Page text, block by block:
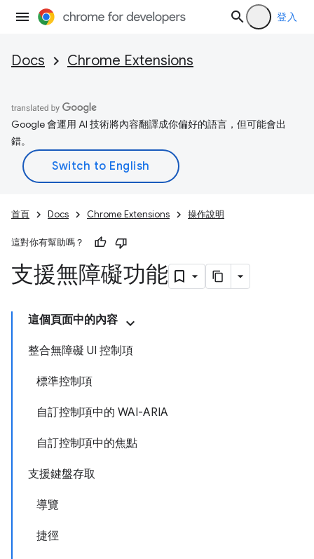
登入
Docs Chrome Extensions
Google 會運用 AI 技術將內容翻譯成你偏好的語言，但可能會出
錯。
首頁 Docs Chrome Extensions 操作說明
這對你有幫助嗎？
支援無障礙功能
這個頁面中的內容
整合無障礙 UI 控制項
標準控制項
自訂控制項中的 WAI-ARIA
自訂控制項中的焦點
支援鍵盤存取
導覽
捷徑